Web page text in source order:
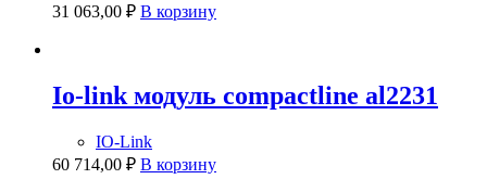
31 063,00 ₽ В корзину
Io-link модуль compactline al2231
IO-Link
60 714,00 ₽ В корзину